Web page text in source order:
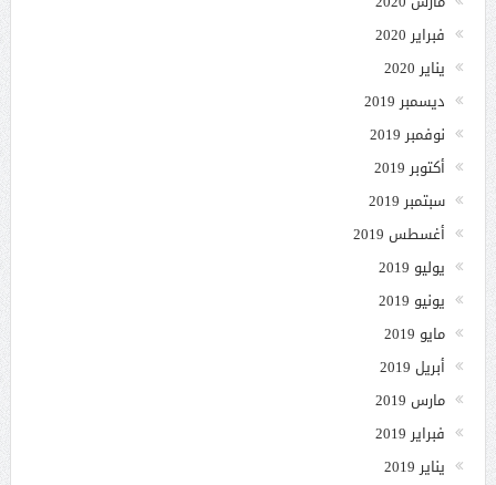
فبراير 2020
يناير 2020
ديسمبر 2019
نوفمبر 2019
أكتوبر 2019
سبتمبر 2019
أغسطس 2019
يوليو 2019
يونيو 2019
مايو 2019
أبريل 2019
مارس 2019
فبراير 2019
يناير 2019